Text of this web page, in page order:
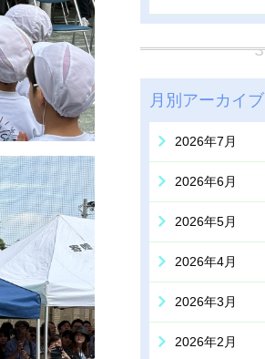
月別アーカイブ
2026年7月
2026年6月
2026年5月
2026年4月
2026年3月
2026年2月